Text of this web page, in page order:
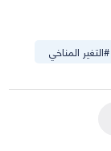
#التغير المناخي